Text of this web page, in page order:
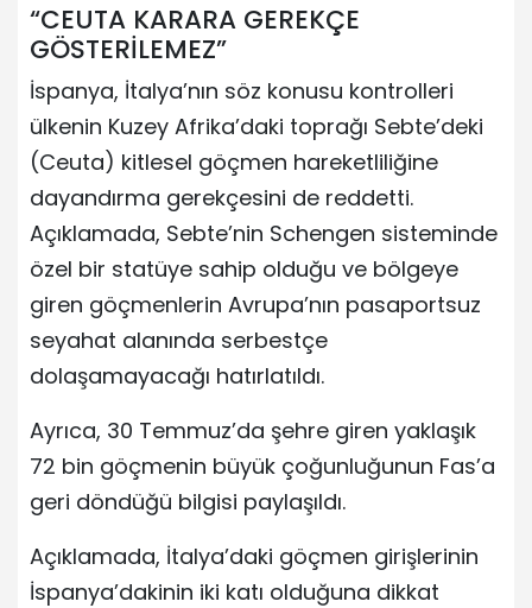
“CEUTA KARARA GEREKÇE
GÖSTERİLEMEZ”
İspanya, İtalya’nın söz konusu kontrolleri
ülkenin Kuzey Afrika’daki toprağı Sebte’deki
(Ceuta) kitlesel göçmen hareketliliğine
dayandırma gerekçesini de reddetti.
Açıklamada, Sebte’nin Schengen sisteminde
özel bir statüye sahip olduğu ve bölgeye
giren göçmenlerin Avrupa’nın pasaportsuz
seyahat alanında serbestçe
dolaşamayacağı hatırlatıldı.
Ayrıca, 30 Temmuz’da şehre giren yaklaşık
72 bin göçmenin büyük çoğunluğunun Fas’a
geri döndüğü bilgisi paylaşıldı.
Açıklamada, İtalya’daki göçmen girişlerinin
İspanya’dakinin iki katı olduğuna dikkat